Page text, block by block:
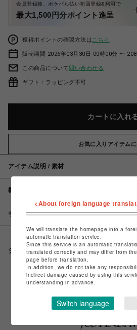
会員登録後、ポケパル払い初回登録&利用で
最大1,500円分ポイント進呈
獲得ポイントの確認方法は こちら
販売期間 2026年03月30日 00時00分 〜
この商品について問い合わせる
ギフト：ラッピング不可
カートに入れ
お気に入りアイテム
アイテム説明 / 素材
概要
サイズ
シェアする
<About foreign language
We will translate the homepage into a
automatic translation service.
Since this service is an automatic
translated correctly and may differ from
page before translation.
In addition, we do not take any
indirect damage caused by using this
understanding in advance.
Switch language